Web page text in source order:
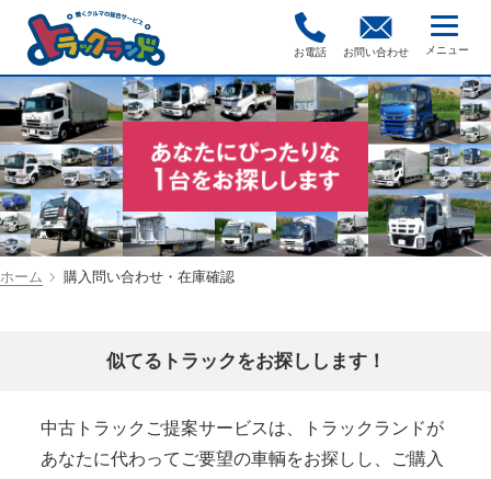
お電話 お問い合わせ
ホーム 購入問い合わせ・在庫確認
似てるトラックをお探しします！
中古トラックご提案サービスは、トラックランドが
あなたに代わってご要望の車輌をお探しし、ご購入